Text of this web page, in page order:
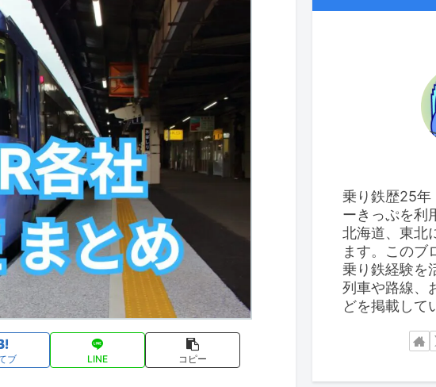
ブ LINE コピー
乗り鉄歴25年
ーきっぷを利
北海道、東北
ます。このブ
乗り鉄経験を
列車や路線、
どを掲載して